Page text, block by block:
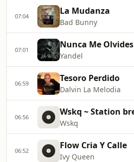
07:04 La Mudanza
Bad Bunny
07:01 Nunca Me Olvides
Yandel
06:59 Tesoro Perdido
Dalvin La Melodia
06:56
Wskq
06:52 Flow Cria Y Calle
Ivy Queen